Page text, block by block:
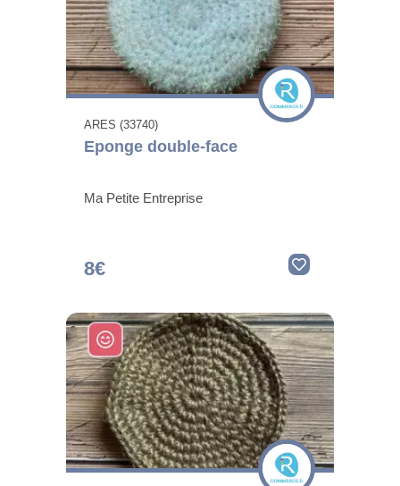
ARES (33740)
Eponge double-face
Ma Petite Entreprise
8€